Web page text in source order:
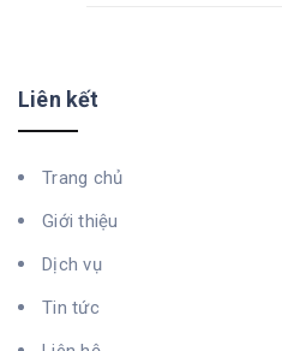
Liên kết
Trang chủ
Giới thiệu
Dịch vụ
Tin tức